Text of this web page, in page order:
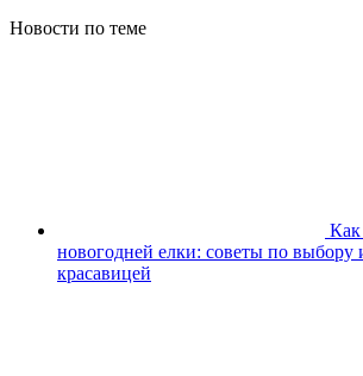
Новости по теме
Как
новогодней елки: советы по выбору
красавицей